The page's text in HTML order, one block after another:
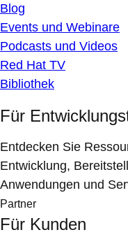
Blog
Events und Webinare
Podcasts und Videos
Red Hat TV
Bibliothek
Für
Entdecken Sie
Entwicklung,
Anwendungen und
Partner
Für Kunden